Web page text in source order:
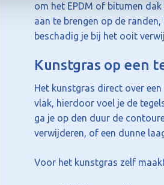
om het EPDM of bitumen
aan te brengen op de
beschadig je bij het ooit
Kunstgras op een
Het kunstgras direct over
vlak, hierdoor voel je de
ga je op den duur de
verwijderen, of een dunne
Voor het kunstgras zelf